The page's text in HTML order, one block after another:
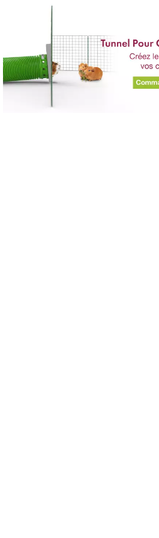
Passer au contenu principal